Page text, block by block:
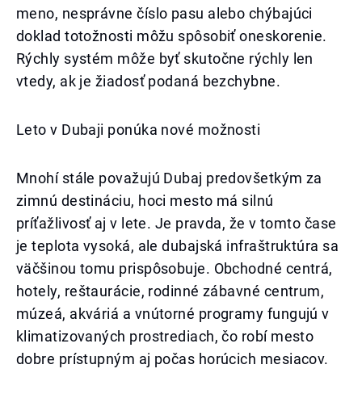
meno, nesprávne číslo pasu alebo chýbajúci
doklad totožnosti môžu spôsobiť oneskorenie.
Rýchly systém môže byť skutočne rýchly len
vtedy, ak je žiadosť podaná bezchybne.
Leto v Dubaji ponúka nové možnosti
Mnohí stále považujú Dubaj predovšetkým za
zimnú destináciu, hoci mesto má silnú
príťažlivosť aj v lete. Je pravda, že v tomto čase
je teplota vysoká, ale dubajská infraštruktúra sa
väčšinou tomu prispôsobuje. Obchodné centrá,
hotely, reštaurácie, rodinné zábavné centrum,
múzeá, akváriá a vnútorné programy fungujú v
klimatizovaných prostrediach, čo robí mesto
dobre prístupným aj počas horúcich mesiacov.